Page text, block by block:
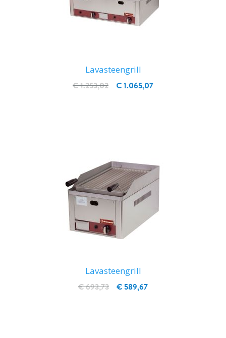
Lavasteengrill
€ 1.065,07
€ 1.253,02
Lavasteengrill
€ 589,67
€ 693,73